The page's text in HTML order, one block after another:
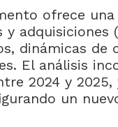
ofrece
y adquisiciones
dinámicas de
El análisis
2024 y
un